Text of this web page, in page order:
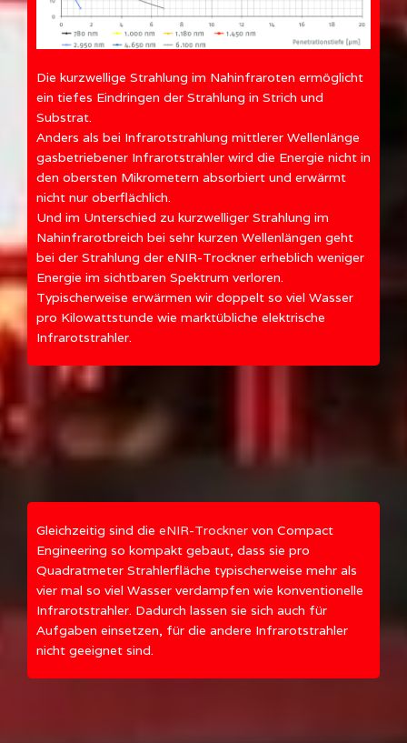
Die kurzwellige Strahlung im Nahinfraroten ermöglicht
ein tiefes Eindringen der Strahlung in Strich und
Substrat.
Anders als bei Infrarotstrahlung mittlerer Wellenlänge
gasbetriebener Infrarotstrahler wird die Energie nicht in
den obersten Mikrometern absorbiert und erwärmt
nicht nur oberflächlich.
Und im Unterschied zu kurzwelliger Strahlung im
Nahinfrarotbreich bei sehr kurzen Wellenlängen geht
bei der Strahlung der eNIR-Trockner erheblich weniger
Energie im sichtbaren Spektrum verloren.
Typischerweise erwärmen wir doppelt so viel Wasser
pro Kilowattstunde wie marktübliche elektrische
Infrarotstrahler.
Gleichzeitig sind die eNIR-Trockner von Compact
Engineering so kompakt gebaut, dass sie pro
Quadratmeter Strahlerfläche typischerweise mehr als
vier mal so viel Wasser verdampfen wie konventionelle
Infrarotstrahler. Dadurch lassen sie sich auch für
Aufgaben einsetzen, für die andere Infrarotstrahler
nicht geeignet sind.